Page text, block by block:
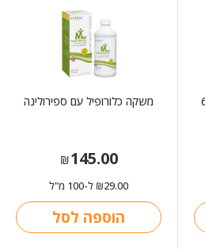
| 60
משקה כלורופיל עם ספירולינה
₪145.00
₪29.00 ל-100 מ"ל
הוספה לסל